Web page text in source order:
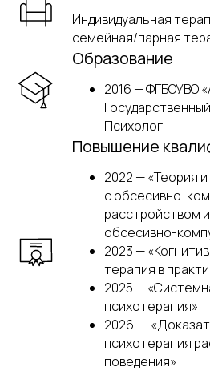
Индивидуальная
семейная/парная
Образование
2016 — ФГБОУВО
Психолог.
Повышение
2022 — «Теория
с обсесивно-
расстройством
обсесивно-
2023 —
терапия в
2025 —
психотерапия»
2026 —
психотерапия
поведения»